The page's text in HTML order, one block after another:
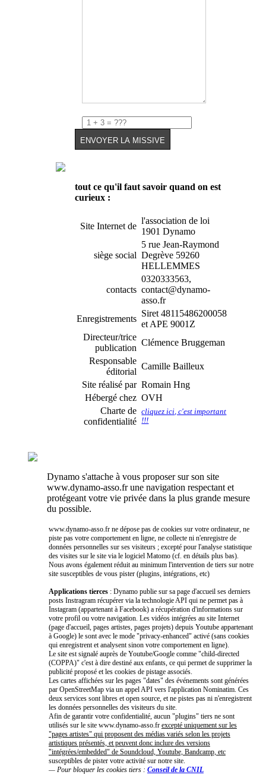
tout ce qu'il faut savoir quand on est
curieux :
Site Internet de
l'association de loi
1901 Dynamo
siège social
5 rue Jean-Raymond
Degrève 59260
HELLEMMES
contacts
0320333563,
contact@dynamo-
asso.fr
Enregistrements
Siret 48115486200058
et APE 9001Z
Directeur/trice
publication
Clémence Bruggeman
Responsable
éditorial
Camille Bailleux
Site réalisé par Romain Hng
Hébergé chez OVH
Charte de
confidentialité
cliquez ici, c'est important
!!!
Dynamo s'attache à vous proposer sur son site
www.dynamo-asso.fr une navigation respectant et
protégeant votre vie privée dans la plus grande mesure
du possible.
www.dynamo-asso.fr ne dépose pas de cookies sur votre ordinateur, ne
piste pas votre comportement en ligne, ne collecte ni n'enregistre de
données personnelles sur ses visiteurs ; excepté pour l'analyse statistique
des visites sur le site via le logiciel Matomo (cf. en détails plus bas).
Nous avons également réduit au minimum l'intervention de tiers sur notre
site susceptibles de vous pister (plugins, intégrations, etc)
Applications tierces : Dynamo publie sur sa page d'accueil ses derniers
posts Instragram récupérer via la technologie API qui ne permet pas à
Instagram (appartenant à Facebook) a récupération d'informations sur
votre profil ou votre navigation. Les vidéos intégrées au site Internet
(page d'accueil, pages artistes, pages projets) depuis Youtube appartenant
à Google) le sont avec le mode "privacy-enhanced" activé (sans cookies
qui enregistrent et analysent sinon votre comportement en ligne).
Le site est signalé auprès de Youtube/Google comme "child-directed
(COPPA)" c'est à dire destiné aux enfants, ce qui permet de supprimer la
publicité proposé et les cookies de pistage associés.
Les cartes affichées sur les pages "dates" des événements sont générées
par OpenStreetMap via un appel API vers l'application Nominatim. Ces
deux services sont libres et open source, et ne pistes pas ni n'enregistrent
les données personnelles des visiteurs du site.
Afin de garantir votre confidentialité, aucun "plugins" tiers ne sont
utilisés sur le site www.dynamo-asso.fr excepté uniquement sur les
"pages artistes" qui proposent des médias variés selon les projets
artistiques présentés, et peuvent donc inclure des versions
"intégrées/embedded" de Soundcloud, Youtube, Bandcamp, etc
susceptibles de pister votre activité sur notre site.
— Pour bloquer les cookies tiers : Conseil de la CNIL